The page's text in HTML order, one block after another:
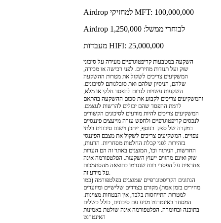
Airdrop למחזיקי MFT: 100,000,000
Airdrop לבוחרי ממשל: 1,250,000
מעבדות HIFI: 25,000,000
השקעה במטבעות קריפטוגרפיים מעידה על סיכוני
שוק ועל תנודות מחירים. לפני רכישה או מכירה,
המשקיעים צריכים לשקול את מטרות ההשקעה
שלהם, הניסיון שלהם ואת סובלנותם לסיכונים.
השקעות עשויות לגרום להפסד חלקי או מלא,
והמשקיעים צריכים לקבוע את סכום ההשקעה בהתאם
לרמת ההפסד שהם יכולים להרשות לעצמם.
המשקיעים צריכים להיות מודעים לסיכונים הקשורים
לנכסים קריפטוגרפיים ולחפש עזרה מייעצים פיננסיים
במקרה של ספק. בנוסף, ייתכן וישנם סיכונים בלתי
צפויים. המשקיעים צריכים לשקול את מצבם הפיננסי
בזהירות לפני קבלת החלטות מסחריות. הדעות,
החדשות, הניתוח וכו', המוצגים באתר זה הם הערות
שוק ואינם מהווים ייעוץ השקעות. הפלטפורמה אינה
אחראית על הפסדי רווח שנגרמו כתוצאה מהסתמכות
הנתונים הקריפטוגרפיים שמוצגים בפלטפורמה (כמו
מחירים בזמן אמת) מקורם בצדדים שלישיים ומיועדים
למטרות התייחסות בלבד, אין הבטחות מצוינות.
המסחר באינטרנט מגיע עם סיכונים, כולל כשלים
בתוכנה ובחומרה. הפלטפורמה אינה שולטת באמינות
האינטרנט